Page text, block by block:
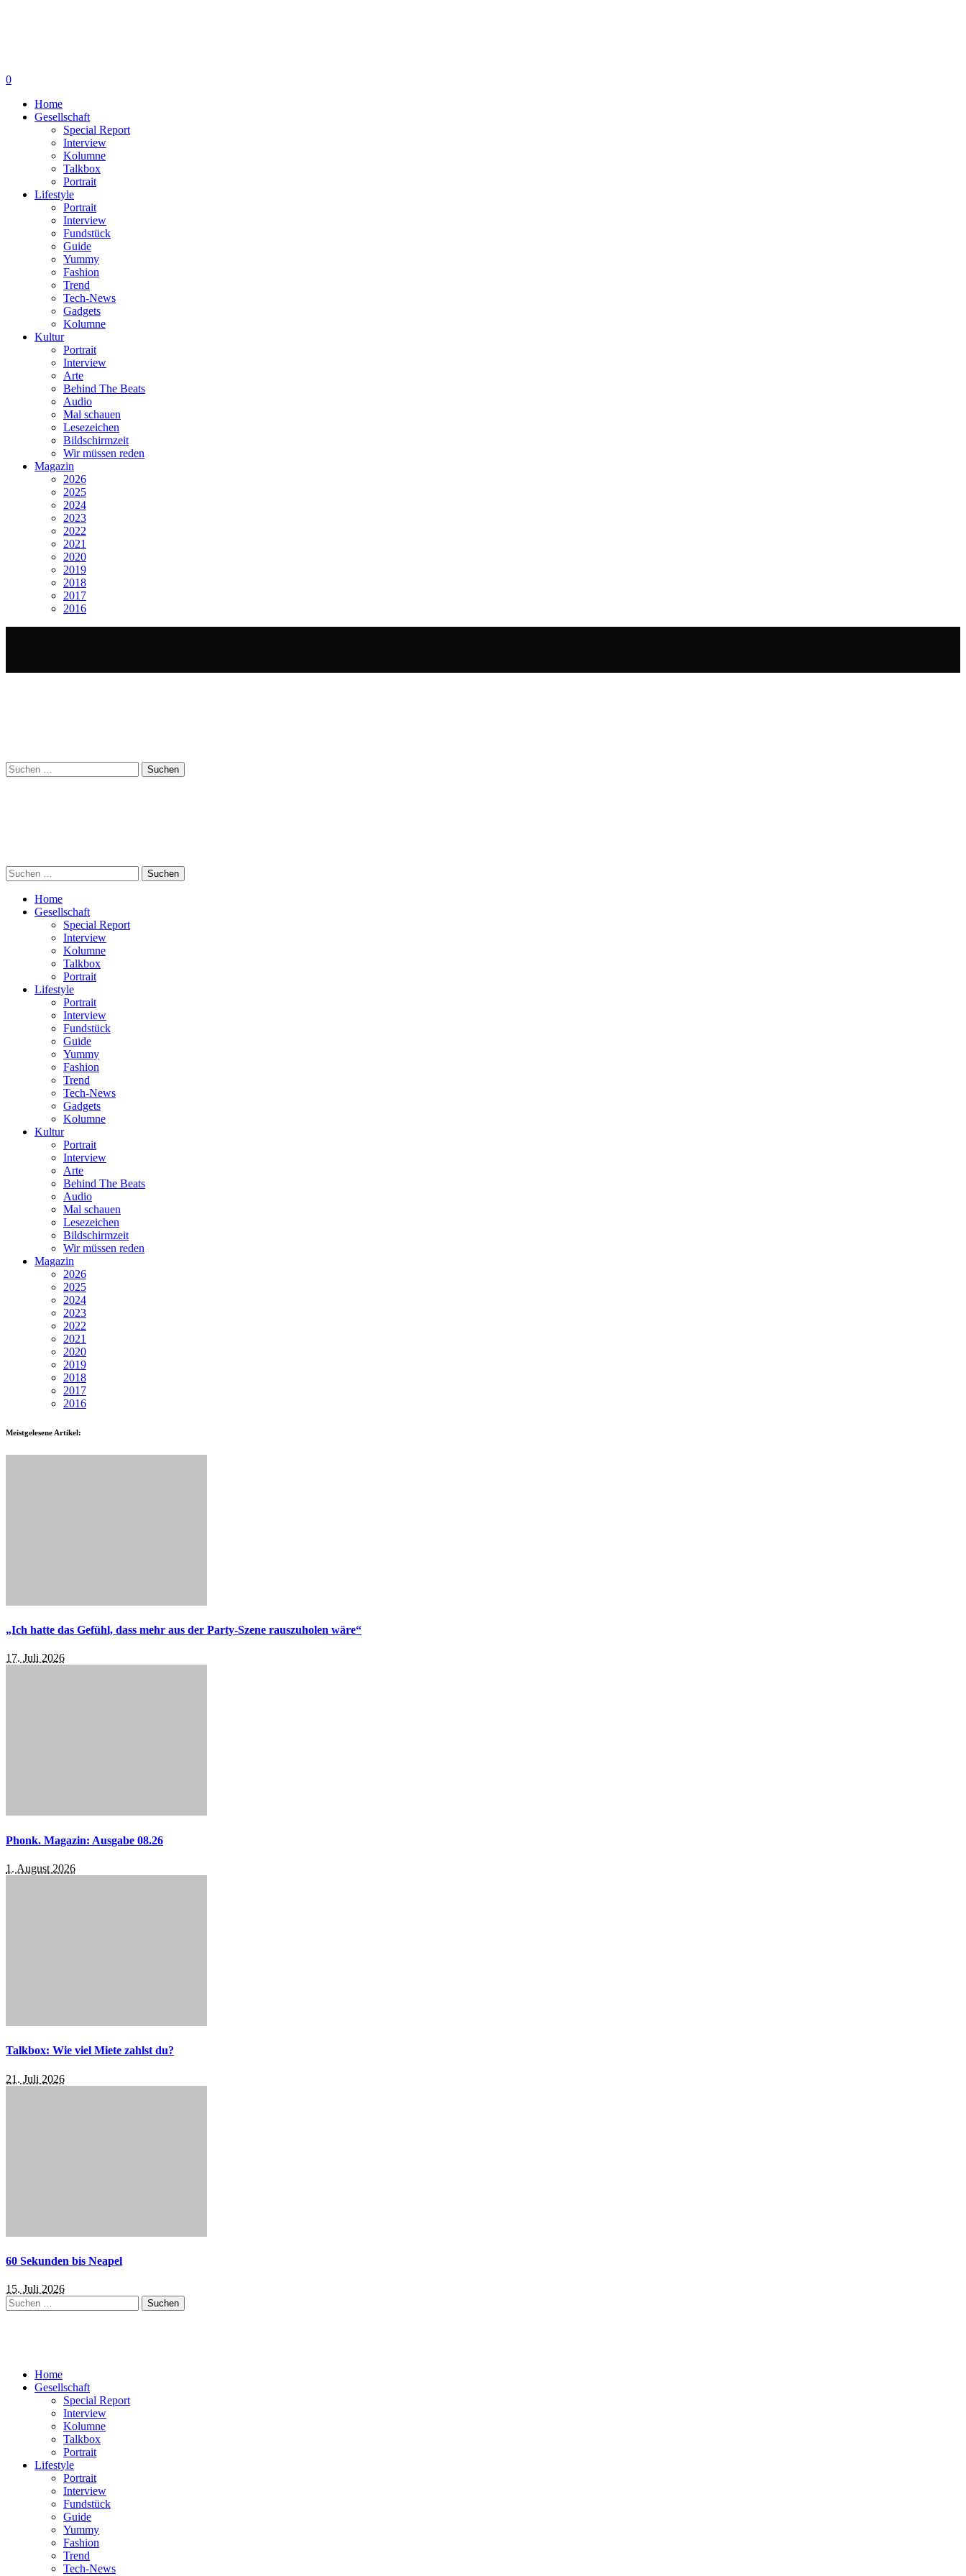
0
Home
Gesellschaft
Special Report
Interview
Kolumne
Talkbox
Portrait
Lifestyle
Portrait
Interview
Fundstück
Guide
Yummy
Fashion
Trend
Tech-News
Gadgets
Kolumne
Kultur
Portrait
Interview
Arte
Behind The Beats
Audio
Mal schauen
Lesezeichen
Bildschirmzeit
Wir müssen reden
Magazin
2026
2025
2024
2023
2022
2021
2020
2019
2018
2017
2016
Suchen
nach:
Suchen
nach:
Home
Gesellschaft
Special Report
Interview
Kolumne
Talkbox
Portrait
Lifestyle
Portrait
Interview
Fundstück
Guide
Yummy
Fashion
Trend
Tech-News
Gadgets
Kolumne
Kultur
Portrait
Interview
Arte
Behind The Beats
Audio
Mal schauen
Lesezeichen
Bildschirmzeit
Wir müssen reden
Magazin
2026
2025
2024
2023
2022
2021
2020
2019
2018
2017
2016
Meistgelesene Artikel:
„Ich hatte das Gefühl, dass mehr aus der Party-Szene rauszuholen wäre“
17. Juli 2026
Phonk. Magazin: Ausgabe 08.26
1. August 2026
Talkbox: Wie viel Miete zahlst du?
21. Juli 2026
60 Sekunden bis Neapel
15. Juli 2026
Suchen
nach:
Home
Gesellschaft
Special Report
Interview
Kolumne
Talkbox
Portrait
Lifestyle
Portrait
Interview
Fundstück
Guide
Yummy
Fashion
Trend
Tech-News